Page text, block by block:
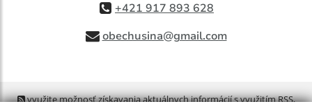
+421 917 893 628
obechusina@gmail.com
využite možnosť získavania aktuálnych informácií s využitím RSS,